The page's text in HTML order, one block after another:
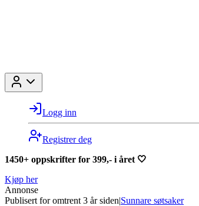
Logg inn
Registrer deg
1450+ oppskrifter for 399,- i året 🤍
Kjøp her
Annonse
Publisert for omtrent 3 år siden|Sunnare søtsaker